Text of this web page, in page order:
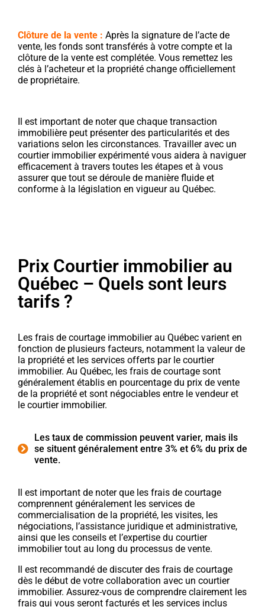
Clôture de la vente : Après la signature de l’acte de
vente, les fonds sont transférés à votre compte et la
clôture de la vente est complétée. Vous remettez les
clés à l’acheteur et la propriété change officiellement
de propriétaire.
Il est important de noter que chaque transaction
immobilière peut présenter des particularités et des
variations selon les circonstances. Travailler avec un
courtier immobilier expérimenté vous aidera à naviguer
efficacement à travers toutes les étapes et à vous
assurer que tout se déroule de manière fluide et
conforme à la législation en vigueur au Québec.
Prix Courtier immobilier au
Québec – Quels sont leurs
tarifs ?
Les frais de courtage immobilier au Québec varient en
fonction de plusieurs facteurs, notamment la valeur de
la propriété et les services offerts par le courtier
immobilier. Au Québec, les frais de courtage sont
généralement établis en pourcentage du prix de vente
de la propriété et sont négociables entre le vendeur et
le courtier immobilier.
Les taux de commission peuvent varier, mais ils
se situent généralement entre 3% et 6% du prix de
vente.
Il est important de noter que les frais de courtage
comprennent généralement les services de
commercialisation de la propriété, les visites, les
négociations, l’assistance juridique et administrative,
ainsi que les conseils et l’expertise du courtier
immobilier tout au long du processus de vente.
Il est recommandé de discuter des frais de courtage
dès le début de votre collaboration avec un courtier
immobilier. Assurez-vous de comprendre clairement les
frais qui vous seront facturés et les services inclus